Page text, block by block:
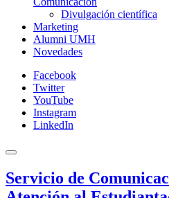
Divulgación científica
Marketing
Alumni UMH
Novedades
Facebook
Twitter
YouTube
Instagram
LinkedIn
Servicio de